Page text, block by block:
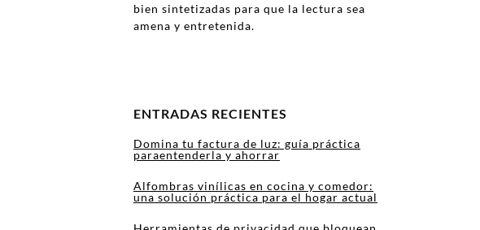
bien sintetizadas para que la lectura sea
amena y entretenida.
ENTRADAS RECIENTES
Domina tu factura de luz: guía práctica
paraentenderla y ahorrar
Alfombras vinílicas en cocina y comedor:
una solución práctica para el hogar actual